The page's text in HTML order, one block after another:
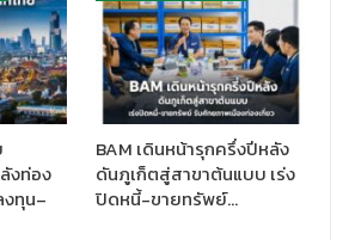
าสของตลาด SUV ที่เติบโตในไทย ทำให้เห็นว่า
กใช้ SUV มากขึ้น ซึ่งพฤติกรรมผู้บริโภคทั่ว
กัน ทางบริษัทจึงมีการคัดเลือก SUV ของ
มานำเสนอให้กับตลาดไทย Glory i-Auto เป็น
ลักคือ ขนาดที่ใหญ่กว่า Subcompact SUV
พร้อมออฟชั่นถูกใจคนไทย เช่น แผงคอนโซล
ฝาท้ายอัตโนมัติ ไฟหน้า Full LED เปิด-ปิด
Sensor เบาะปรับไฟฟ้าคู่หน้า ซันรูฟแบบ
งท่อง
งทุน–
BAM เดินหน้ารุกครึ่งปีหลัง
ดันภูเก็ตสู่สาขาต้นแบบ เร่ง
ปิดหนี้-ขายทรัพย์…